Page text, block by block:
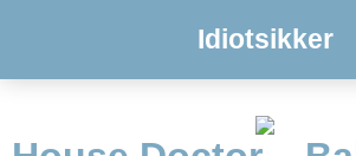
Idiotsikker